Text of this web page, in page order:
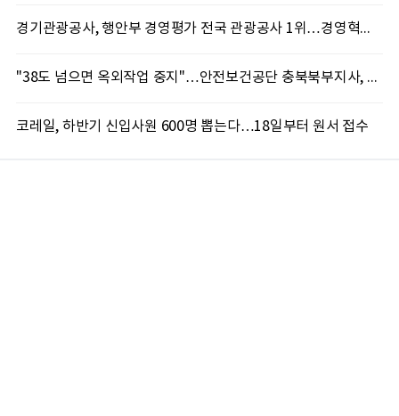
경기관광공사, 행안부 경영평가 전국 관광공사 1위…경영혁신 성과 인정
"38도 넘으면 옥외작업 중지"…안전보건공단 충북북부지사, 코레일과 폭염 예방 캠페인
코레일, 하반기 신입사원 600명 뽑는다…18일부터 원서 접수